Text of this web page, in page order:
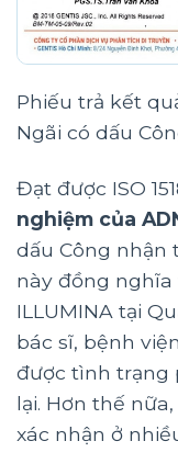
Phiếu trả kết
Ngãi có dấu
Đạt được ISO
nghiệm của
dấu Công nhận
này đồng nghĩa
ILLUMINA tại
bác sĩ, bệnh
được tình trạng
lại. Hơn thế
xác nhận ở